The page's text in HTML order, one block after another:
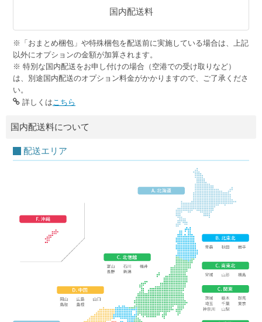
国内配送料
※「おまとめ梱包」や特殊梱包を配送前に実施している場合は、上記
以外にオプションの金額が加算されます。
※ 特別な国内配送をお申し付けの場合（空港での受け取りなど）
は、別途国内配送のオプション料金がかかりますので、ご了承くださ
い。
詳しくは こちら
国内配送料について
配送エリア